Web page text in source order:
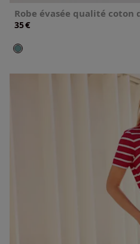
Robe évasée qualité coton
35€